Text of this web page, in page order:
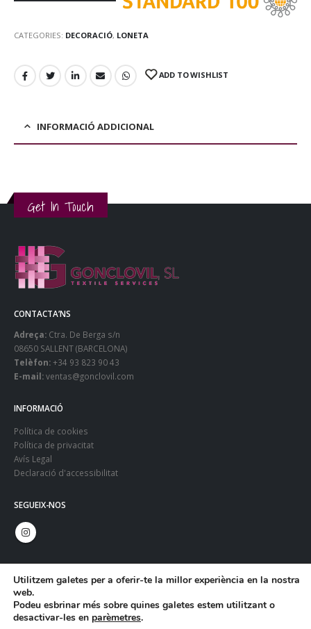
CATEGORIES: DECORACIÓ, LONETA
ADD TO WISHLIST
INFORMACIÓ ADDICIONAL
Get In Touch
CONTACTA’NS
Adreça: Ctra. De Berga s/n
08650 SALLENT (BARCELONA)
Telèfon:+34 93 823 90 43
E-mail:ventas@gonclovil.com
INFORMACIÓ
Política de cookies
Política de privacitat
Avís Legal
Declaració d'accessibilitat
SEGUEIX-NOS
Utilitzem galetes per a oferir-te la millor experiència en la nostra
web.
Podeu esbrinar més sobre quines galetes estem utilitzant o
desactivar-les en parèmetres.